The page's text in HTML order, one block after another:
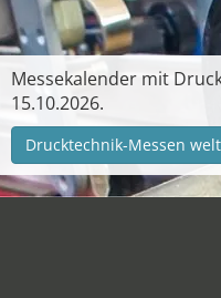
Messekalender mit
15.10.2026.
Drucktechnik-Messen